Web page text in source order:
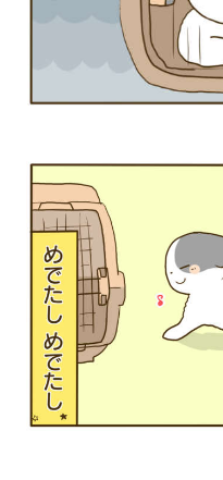
いぬ部をフォロ
アプリ